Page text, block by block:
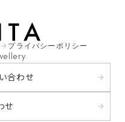
arrow_forward プライバシーポリシー
合わせ
arrow_forward
せ arrow_forward